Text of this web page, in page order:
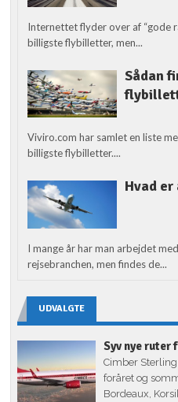
Internettet flyder over af “gode
billigste flybilletter, men...
Sådan
Viviro.com har samlet en liste
billigste flybilletter....
Hvad
I mange år har man arbejdet
rejsebranchen, men findes de...
UDVALGTE
Syv nye ruter
Cimber
foråret og
Bordeaux,